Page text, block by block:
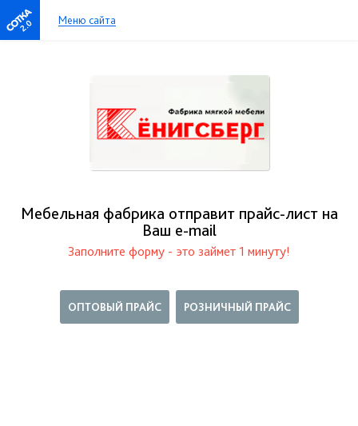
2.0 Меню сайта
Мебельная фабрика отправит прайс-лист на
Ваш е-mail
Заполните форму - это займет 1 минуту!
ОПТОВЫЙ ПРАЙС РОЗНИЧНЫЙ ПРАЙС